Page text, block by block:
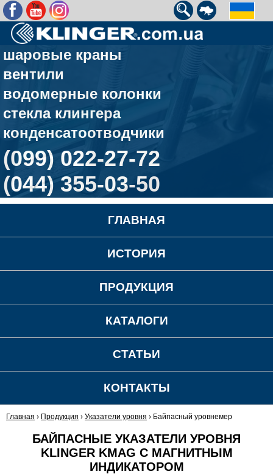
шаровые краны
вентили
водомерные колонки
стекла клингера
конденсатоотводчики
(099) 022-27-72
(044) 355-03-50
ГЛАВНАЯ
ИСТОРИЯ
ПРОДУКЦИЯ
КАТАЛОГИ
СТАТЬИ
КОНТАКТЫ
Главная › Продукция › Указатели уровня › Байпасный уровнемер
БАЙПАСНЫЕ УКАЗАТЕЛИ УРОВНЯ
KLINGER KMAG С МАГНИТНЫМ
ИНДИКАТОРОМ